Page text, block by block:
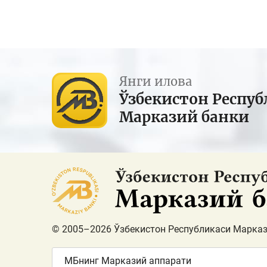
Янги илова
Ўзбекистон
Марказий банки
© 2005–2026 Ўзбекистон Республикаси
МБнинг Марказий аппарати